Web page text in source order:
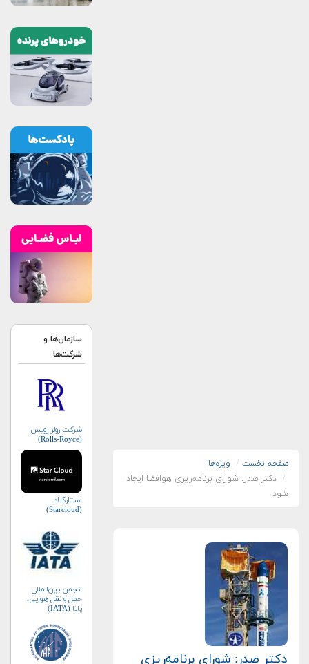
صفحه نخست
ویژه‌ها
دکتر صدر: شورای برنامه‌ریزی هوافضا ایجاد
شود
دکتر صدر: شورای برنامه‌ریزی
سازمان‌ها و
شرکت‌ها
شرکت رولز-رویس
(Rolls-Royce)
استارکلاد
(Starcloud)
انجمن بین‌المللی
حمل و نقل هوایی،
یاتا (IATA)